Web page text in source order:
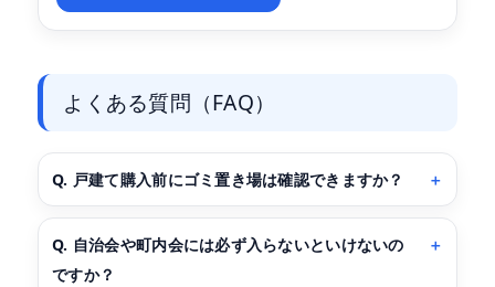
よくある質問（FAQ）
Q. 戸建て購入前にゴミ置き場は確認できますか？
Q. 自治会や町内会には必ず入らないといけないの
ですか？